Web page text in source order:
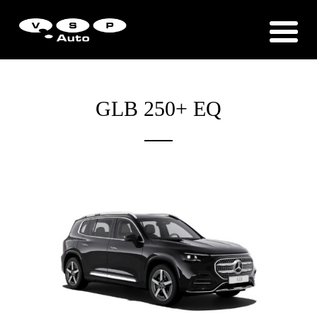
GLB 250+ EQ
Zákaznická podpora
Vítejte u VSP Auto s.r.o.